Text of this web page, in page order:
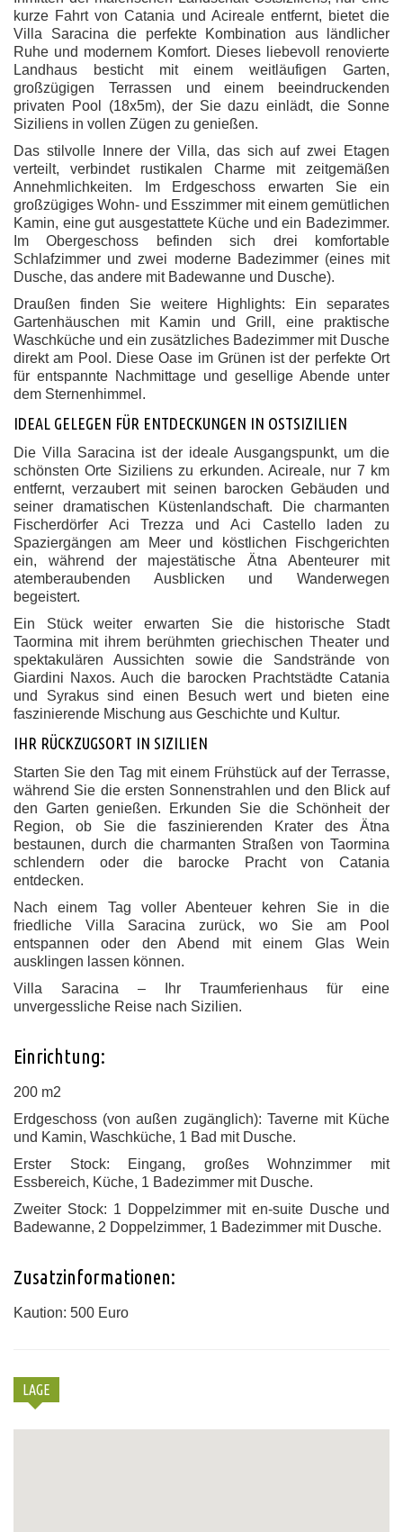
kurze Fahrt von Catania und Acireale entfernt, bietet die
Villa Saracina die perfekte Kombination aus ländlicher
Ruhe und modernem Komfort. Dieses liebevoll renovierte
Landhaus besticht mit einem weitläufigen Garten,
großzügigen Terrassen und einem beeindruckenden
privaten Pool (18x5m), der Sie dazu einlädt, die Sonne
Siziliens in vollen Zügen zu genießen.
Das stilvolle Innere der Villa, das sich auf zwei Etagen
verteilt, verbindet rustikalen Charme mit zeitgemäßen
Annehmlichkeiten. Im Erdgeschoss erwarten Sie ein
großzügiges Wohn- und Esszimmer mit einem gemütlichen
Kamin, eine gut ausgestattete Küche und ein Badezimmer.
Im Obergeschoss befinden sich drei komfortable
Schlafzimmer und zwei moderne Badezimmer (eines mit
Dusche, das andere mit Badewanne und Dusche).
Draußen finden Sie weitere Highlights: Ein separates
Gartenhäuschen mit Kamin und Grill, eine praktische
Waschküche und ein zusätzliches Badezimmer mit Dusche
direkt am Pool. Diese Oase im Grünen ist der perfekte Ort
für entspannte Nachmittage und gesellige Abende unter
dem Sternenhimmel.
IDEAL GELEGEN FÜR ENTDECKUNGEN IN OSTSIZILIEN
Die Villa Saracina ist der ideale Ausgangspunkt, um die
schönsten Orte Siziliens zu erkunden. Acireale, nur 7 km
entfernt, verzaubert mit seinen barocken Gebäuden und
seiner dramatischen Küstenlandschaft. Die charmanten
Fischerdörfer Aci Trezza und Aci Castello laden zu
Spaziergängen am Meer und köstlichen Fischgerichten
ein, während der majestätische Ätna Abenteurer mit
atemberaubenden Ausblicken und Wanderwegen
begeistert.
Ein Stück weiter erwarten Sie die historische Stadt
Taormina mit ihrem berühmten griechischen Theater und
spektakulären Aussichten sowie die Sandstrände von
Giardini Naxos. Auch die barocken Prachtstädte Catania
und Syrakus sind einen Besuch wert und bieten eine
faszinierende Mischung aus Geschichte und Kultur.
IHR RÜCKZUGSORT IN SIZILIEN
Starten Sie den Tag mit einem Frühstück auf der Terrasse,
während Sie die ersten Sonnenstrahlen und den Blick auf
den Garten genießen. Erkunden Sie die Schönheit der
Region, ob Sie die faszinierenden Krater des Ätna
bestaunen, durch die charmanten Straßen von Taormina
schlendern oder die barocke Pracht von Catania
entdecken.
Nach einem Tag voller Abenteuer kehren Sie in die
friedliche Villa Saracina zurück, wo Sie am Pool
entspannen oder den Abend mit einem Glas Wein
ausklingen lassen können.
Villa Saracina – Ihr Traumferienhaus für eine
unvergessliche Reise nach Sizilien.
Einrichtung:
200 m2
Erdgeschoss (von außen zugänglich): Taverne mit Küche
und Kamin, Waschküche, 1 Bad mit Dusche.
Erster Stock: Eingang, großes Wohnzimmer mit
Essbereich, Küche, 1 Badezimmer mit Dusche.
Zweiter Stock: 1 Doppelzimmer mit en-suite Dusche und
Badewanne, 2 Doppelzimmer, 1 Badezimmer mit Dusche.
Zusatzinformationen:
Kaution: 500 Euro
LAGE